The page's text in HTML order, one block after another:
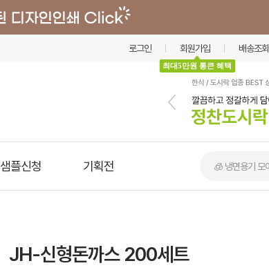
로그인 회원가입
최대5만원 통큰 혜택
배송조회
샘플신청 기획전 🧊 냉면용기 모
JH-신형돈까스 200세트